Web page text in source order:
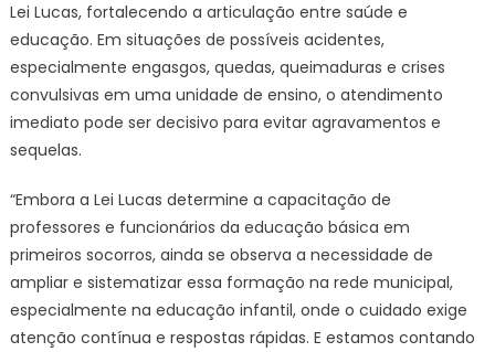
Lei Lucas, fortalecendo a articulação entre saúde e
educação. Em situações de possíveis acidentes,
especialmente engasgos, quedas, queimaduras e crises
convulsivas em uma unidade de ensino, o atendimento
imediato pode ser decisivo para evitar agravamentos e
sequelas.
“Embora a Lei Lucas determine a capacitação de
professores e funcionários da educação básica em
primeiros socorros, ainda se observa a necessidade de
ampliar e sistematizar essa formação na rede municipal,
especialmente na educação infantil, onde o cuidado exige
atenção contínua e respostas rápidas. E estamos contando